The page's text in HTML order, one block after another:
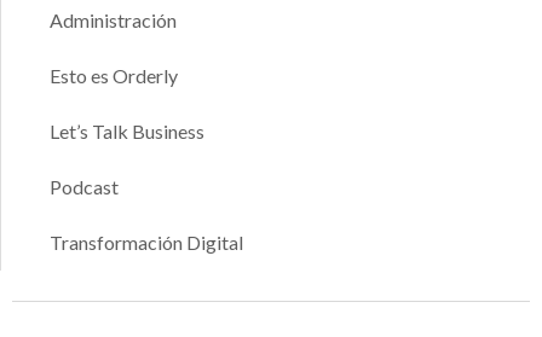
Administración
Esto es Orderly
Let’s Talk Business
Podcast
Transformación Digital